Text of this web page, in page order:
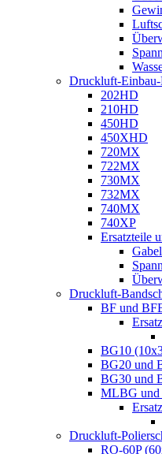
Druckluft-
202HD
210HD
450HD
450XHD
720MX
722MX
730MX
732MX
740MX
740XP
Ersatzteile
Druckluft-
BF und
BG10
BG20 und
BG30 und
MLBG und
Druckluft-
RO-60P